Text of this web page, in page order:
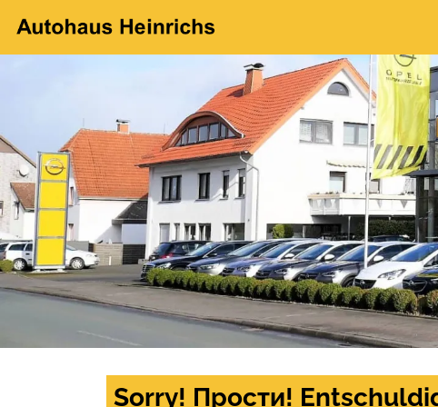
Sorry! Прости!